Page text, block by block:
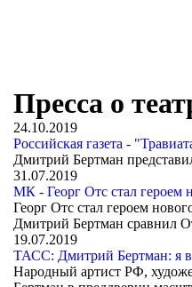
Пресса о
24.10.2019
Российская газета -
Дмитрий Бертман
31.07.2019
МК - Георг Отс стал героем
Георг Отс стал героем
Дмитрий Бертман сравнил
19.07.2019
ТАСС: Дмитрий Бертман: я
Народный артист РФ,